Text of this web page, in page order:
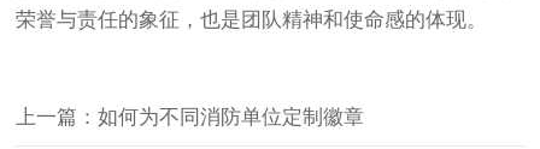
荣誉与责任的象征，也是团队精神和使命感的体现。
上一篇：如何为不同消防单位定制徽章